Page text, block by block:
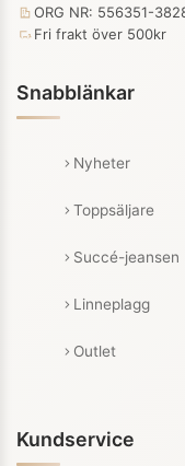
ORG NR: 556351-
Fri frakt över 500kr
Snabblänkar
Nyheter
Toppsäljare
Succé-jeansen
Linneplagg
Outlet
Kundservice